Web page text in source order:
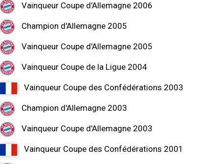
Vainqueur Coupe d'Allemagne 2006
Champion d'Allemagne 2005
Vainqueur Coupe d'Allemagne 2005
Vainqueur Coupe de la Ligue 2004
Vainqueur Coupe des Confédérations 2003
Champion d'Allemagne 2003
Vainqueur Coupe d'Allemagne 2003
Vainqueur Coupe des Confédérations 2001